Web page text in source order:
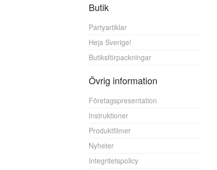
Butik
Partyartiklar
Heja Sverige!
Butiksförpackningar
Övrig information
Företagspresentation
Instruktioner
Produktfilmer
Nyheter
Integritetspolicy